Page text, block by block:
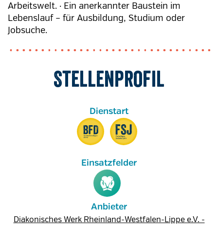
Arbeitswelt. · Ein anerkannter Baustein im
Lebenslauf – für Ausbildung, Studium oder
Jobsuche.
Stellenprofil
Anbieter
Diakonisches Werk Rheinland-Westfalen-Lippe e.V. -